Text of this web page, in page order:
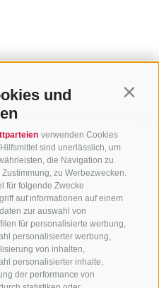
und
verwenden Cookies
sind unerlässlich, um
die Navigation zu
zu Werbezwecken.
für folgende Zwecke
auf informationen auf einem
zur auswahl von
für personalisierte werbung,
personalisierter werbung,
von inhalten,
personalisierter inhalte,
der performance von